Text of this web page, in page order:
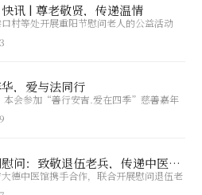
讯 | 尊老敬贤，传递温情
村等处开展重阳节慰问老人的公益活动
，爱与法同行
本会参加“善行安吉.爱在四季”慈善嘉年
国庆特别慰问：致敬退伍老兵，传递中医关怀
德中医馆携手合作，联合开展慰问退伍老
动。